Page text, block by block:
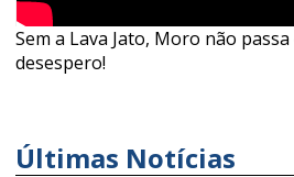
Sem a Lava Jato, Moro não
desespero!
Últimas Notícias